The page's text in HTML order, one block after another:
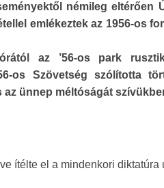
némileg eltérően
emlékeztek az 1956-os
az ’56-os park
os Szövetség szólította
az ünnep méltóságát
ítélte el a mindenkori diktatúra